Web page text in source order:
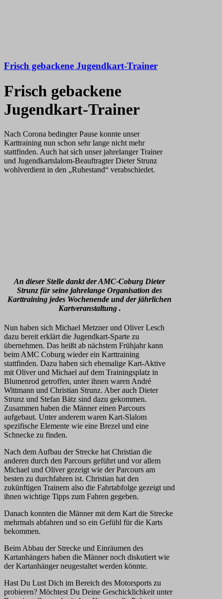
Frisch gebackene Jugendkart-Trainer
Frisch gebackene
Jugendkart-Trainer
Nach Corona bedingter Pause konnte unser
Karttraining nun schon sehr lange nicht mehr
stattfinden. Auch hat sich unser jahrelanger Trainer
und Jugendkartslalom-Beauftragter Dieter Strunz
wohlverdient in den „Ruhestand“ verabschiedet.
An dieser Stelle dankt der AMC-Coburg Dieter
Strunz für seine jahrelange Organisation des
Karttraining jedes Wochenende und der jährlichen
Kartveranstaltung .
Nun haben sich Michael Metzner und Oliver Lesch
dazu bereit erklärt die Jugendkart-Sparte zu
übernehmen. Das heißt ab nächstem Frühjahr kann
beim AMC Coburg wieder ein Karttraining
stattfinden. Dazu haben sich ehemalige Kart-Aktive
mit Oliver und Michael auf dem Trainingsplatz in
Blumenrod getroffen, unter ihnen waren André
Wittmann und Christian Strunz. Aber auch Dieter
Strunz und Stefan Bätz sind dazu gekommen.
Zusammen haben die Männer einen Parcours
aufgebaut. Unter anderem waren Kart-Slalom
spezifische Elemente wie eine Brezel und eine
Schnecke zu finden.
Nach dem Aufbau der Strecke hat Christian die
anderen durch den Parcours geführt und vor allem
Michael und Oliver gezeigt wie der Parcours am
besten zu durchfahren ist. Christian hat den
zukünftigen Trainern also die Fahrtabfolge gezeigt und
ihnen wichtige Tipps zum Fahren gegeben.
Danach konnten die Männer mit dem Kart die Strecke
mehrmals abfahren und so ein Gefühl für die Karts
bekommen.
Beim Abbau der Strecke und Einräumen des
Kartanhängers haben die Männer noch diskutiert wie
der Kartanhänger neugestaltet werden könnte.
Hast Du Lust Dich im Bereich des Motorsports zu
probieren? Möchtest Du Deine Geschicklichkeit unter